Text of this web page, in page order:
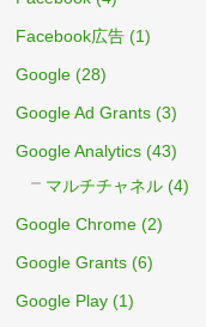
Facebook広告 (1)
Google (28)
Google Ad Grants (3)
Google Analytics (43)
マルチチャネル (4)
Google Chrome (2)
Google Grants (6)
Google Play (1)